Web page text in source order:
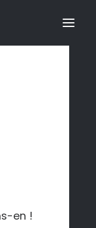
en !
les